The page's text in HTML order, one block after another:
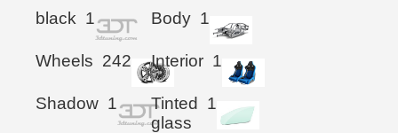
black 1 Body 1
Wheels 242 Interior 1
Shadow 1
Tinted
glass
1